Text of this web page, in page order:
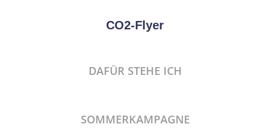
CO2-Flyer
DAFÜR STEHE ICH
SOMMERKAMPAGNE